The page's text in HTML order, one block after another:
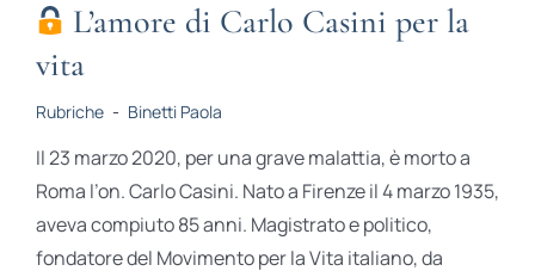
L’amore di Carlo Casini per la
vita
Rubriche - Binetti Paola
Il 23 marzo 2020, per una grave malattia, è morto a
Roma l’on. Carlo Casini. Nato a Firenze il 4 marzo 1935,
aveva compiuto 85 anni. Magistrato e politico,
fondatore del Movimento per la Vita italiano, da